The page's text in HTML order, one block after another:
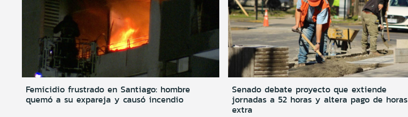
Femicidio frustrado en Santiago: hombre
quemó a su expareja y causó incendio
Senado debate proyecto que extiende
jornadas a 52 horas y altera pago de horas
extra